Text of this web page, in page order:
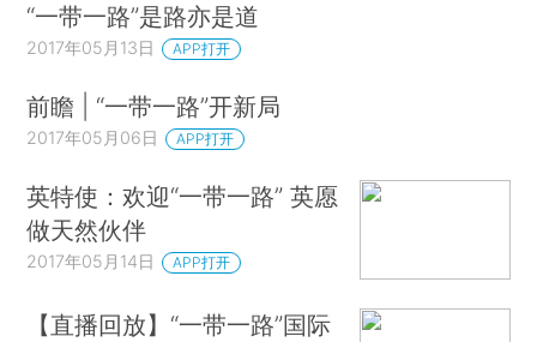
“一带一路”是路亦是道
2017年05月13日 APP打开
前瞻 | “一带一路”开新局
2017年05月06日 APP打开
英特使：欢迎“一带一路” 英愿
做天然伙伴
2017年05月14日 APP打开
【直播回放】“一带一路”国际